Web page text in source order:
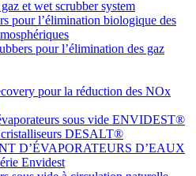
et wet scrubber system
pour l’élimination biologique des
pour l’élimination des gaz
pour la réduction des NOx
sous vide ENVIDEST®
cristalliseurs DESALT®
D’ÉVAPORATEURS D’EAUX
Envidest